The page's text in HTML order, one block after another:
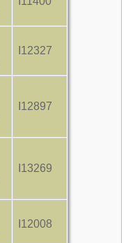
I12327
I12897
I13269
I12008